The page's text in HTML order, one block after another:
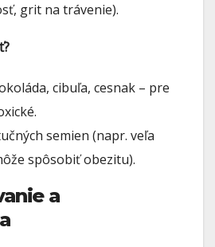
grit na trávenie).
cibuľa, cesnak – pre
semien (napr. veľa
spôsobiť obezitu).
a